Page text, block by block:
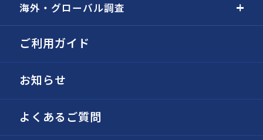
海外・グローバル調査
ご利用ガイド
お知らせ
よくあるご質問